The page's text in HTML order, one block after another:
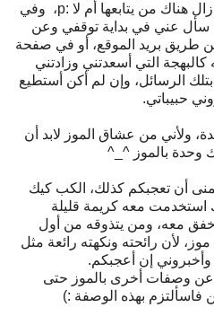
للكتابة وأنا حقيقة لا أعلم هل مازال هناك من يتابعها أم لا :p، وفي
عني في بداية توقفي وعن
طريق بريد الموقع، أو في صفحة
التي أسعدتني وزادتني
الرسائل، وإن لم أكن أستطيع
حبيباتي.
ولأني من عشاق الموز لابد أن
وحدة بالموز ^_^
أن تعجبكم كذلك، الكب كيك
استخدمت معه كريمة قليلة
معه، ومن يتذوقه من أول
لأن رائحته ونكهته رائعة مثل
وأخبروني إن أعجبكم.
وصفات أخرى بالموز حتى
فاسألتزم بهذه الوصفة :)